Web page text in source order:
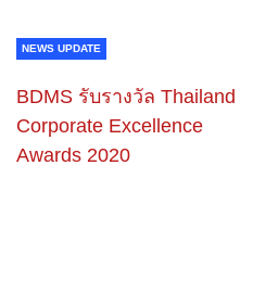
NEWS UPDATE
BDMS รับรางวัล Thailand
Corporate Excellence
Awards 2020